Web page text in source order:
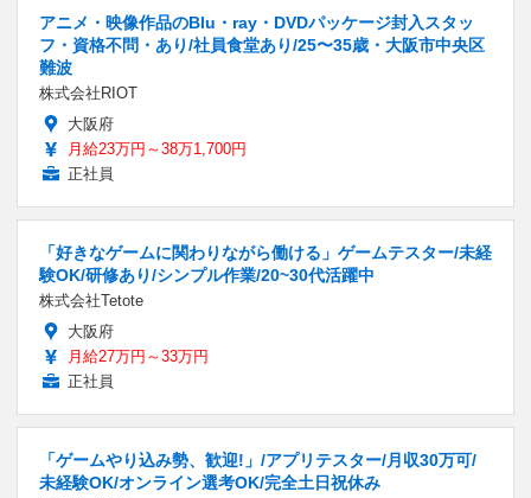
アニメ・映像作品のBlu・ray・DVDパッケージ封入スタッ
フ・資格不問・あり/社員食堂あり/25〜35歳・大阪市中央区
難波
株式会社RIOT
大阪府
月給23万円～38万1,700円
正社員
「好きなゲームに関わりながら働ける」ゲームテスター/未経
験OK/研修あり/シンプル作業/20~30代活躍中
株式会社Tetote
大阪府
月給27万円～33万円
正社員
「ゲームやり込み勢、歓迎!」/アプリテスター/月収30万可/
未経験OK/オンライン選考OK/完全土日祝休み